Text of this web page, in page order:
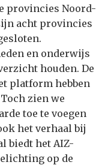
provincies Noord-
acht provincies
en onderwijs
houden. De
platform hebben
zien we
toe te voegen
het verhaal bij
biedt het AIZ-
op de